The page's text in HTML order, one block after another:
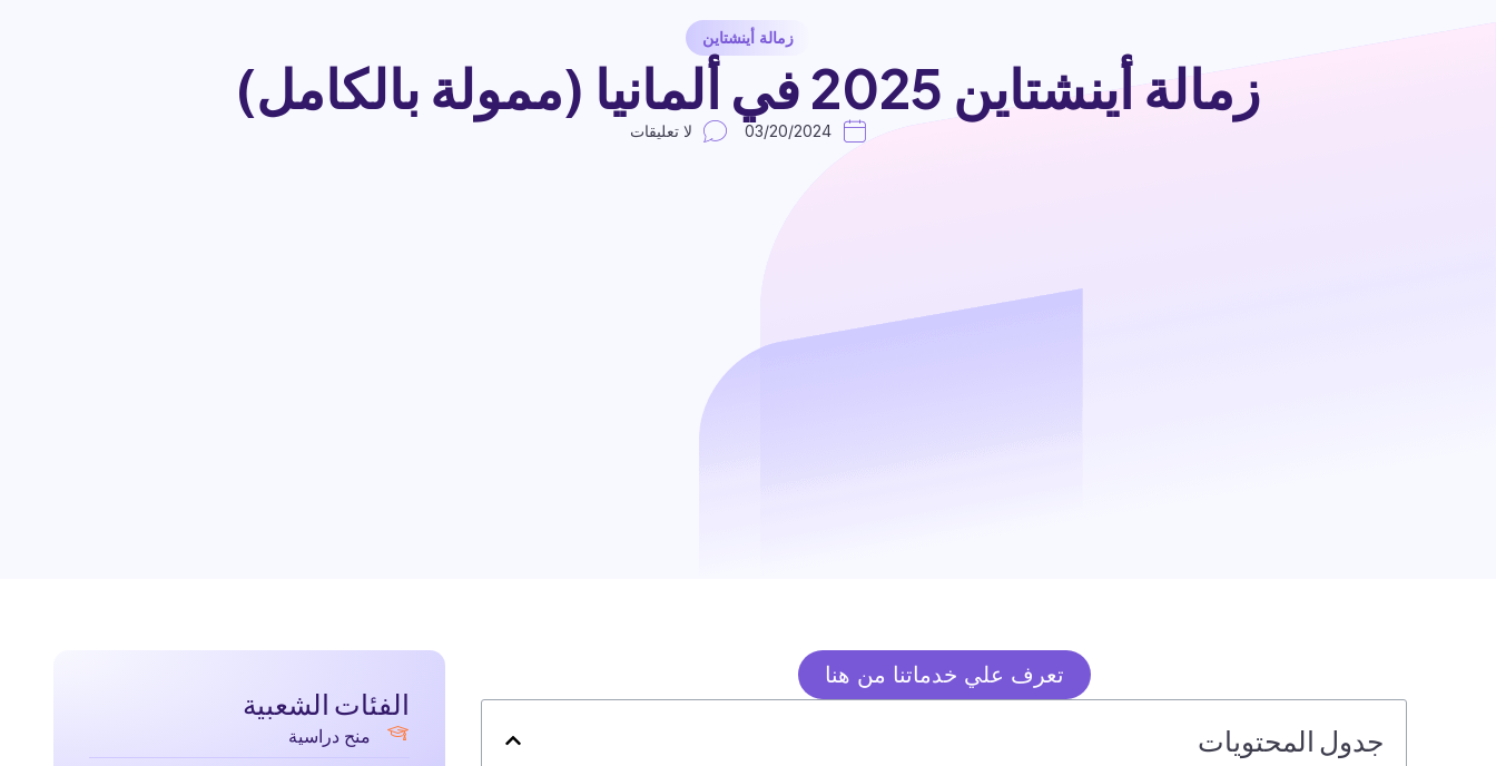
زمالة أينشتاين
زمالة أينشتاين 2025 في ألمانيا (ممولة بالكامل)
03/20/2024 لا تعليقات
تعرف علي خدماتنا من هنا
جدول المحتويات
الفئات الشعبية
منح دراسية